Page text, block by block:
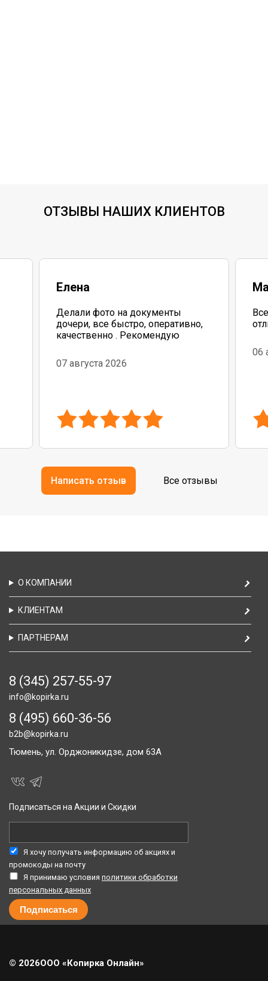
ОТЗЫВЫ НАШИХ КЛИЕНТОВ
Елена
Делали фото на документы
дочери, все быстро, оперативно,
качественно . Рекомендую
07 августа 2026
06
Написать отзыв Все отзывы
О КОМПАНИИ
КЛИЕНТАМ
ПАРТНЕРАМ
8 (345) 257-55-97
info@kopirka.ru
8 (495) 660-36-56
b2b@kopirka.ru
Тюмень, ул. Орджоникидзе, дом 63А
Подписаться на Акции и Скидки
Я хочу получать информацию об акциях и
промокоды на почту
Я принимаю условия политики обработки
персональных данных
© 2026ООО «Копирка Онлайн»